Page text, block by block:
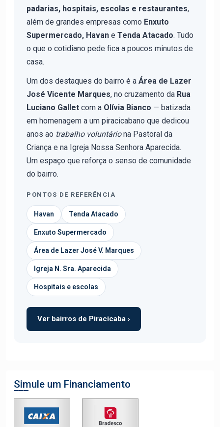
padarias, hospitais, escolas e restaurantes,
além de grandes empresas como Enxuto
Supermercado, Havan e Tenda Atacado. Tudo
o que o cotidiano pede fica a poucos minutos de
casa.
Um dos destaques do bairro é a Área de Lazer
José Vicente Marques, no cruzamento da Rua
Luciano Gallet com a Olívia Bianco — batizada
em homenagem a um piracicabano que dedicou
anos ao trabalho voluntáriona Pastoral da
Criança e na Igreja Nossa Senhora Aparecida.
Um espaço que reforça o senso de comunidade
do bairro.
PONTOS DE REFERÊNCIA
Havan Tenda Atacado
Enxuto Supermercado
Área de Lazer José V. Marques
Igreja N. Sra. Aparecida
Hospitais e escolas
Ver bairros de Piracicaba ›
Simule um Financiamento